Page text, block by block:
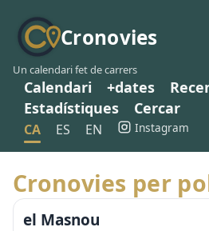
Cronovies
Un calendari fet de carrers
Calendari +dates
Estadístiques
Cercar
CA ES EN Instagram
Cronovies per
el Masnou